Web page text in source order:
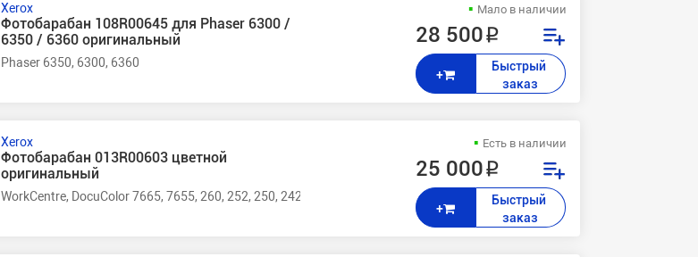
Xerox
Фотобарабан 108R00645 для Phaser 6300 /
6350 / 6360 оригинальный
Phaser 6350, 6300, 6360
Мало в наличии
28 500 ₽
+
Быстрый
заказ
Xerox
Фотобарабан 013R00603 цветной
оригинальный
WorkCentre, DocuColor 7665, 7655, 260, 252, 250, 242, 240
Есть в наличии
25 000 ₽
+
Быстрый
заказ